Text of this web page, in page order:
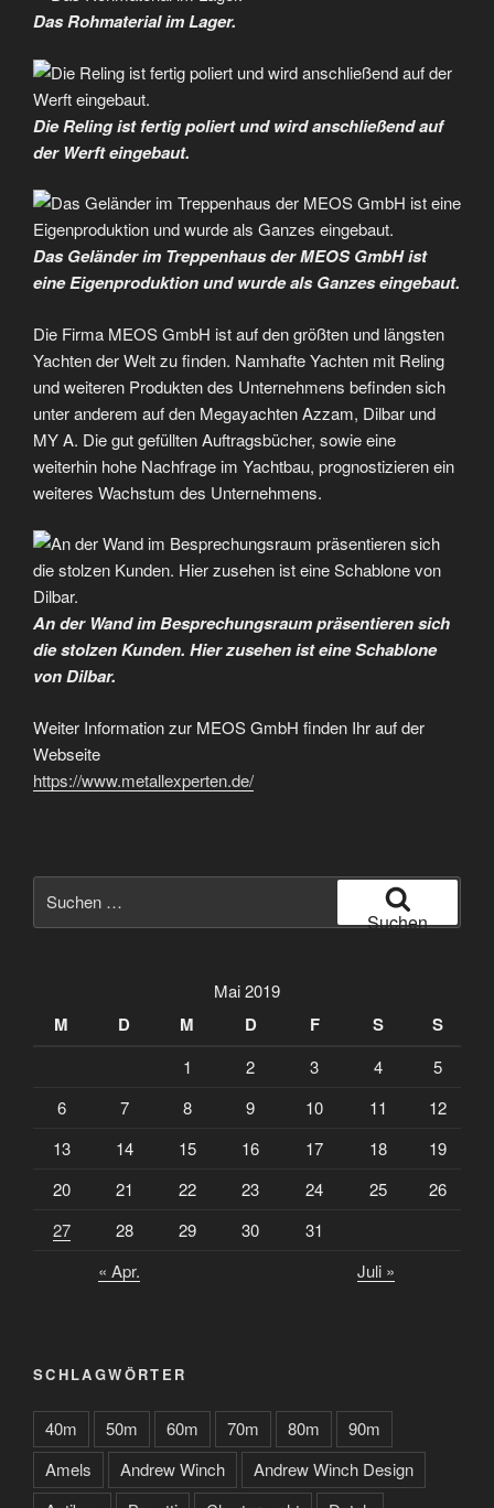
Das Rohmaterial im Lager.
Die Reling ist fertig poliert und wird anschließend auf
der Werft eingebaut.
Das Geländer im Treppenhaus der MEOS GmbH ist
eine Eigenproduktion und wurde als Ganzes eingebaut.
Die Firma MEOS GmbH ist auf den größten und längsten
Yachten der Welt zu finden. Namhafte Yachten mit Reling
und weiteren Produkten des Unternehmens befinden sich
unter anderem auf den Megayachten Azzam, Dilbar und
MY A. Die gut gefüllten Auftragsbücher, sowie eine
weiterhin hohe Nachfrage im Yachtbau, prognostizieren ein
weiteres Wachstum des Unternehmens.
An der Wand im Besprechungsraum präsentieren sich
die stolzen Kunden. Hier zusehen ist eine Schablone
von Dilbar.
Weiter Information zur MEOS GmbH finden Ihr auf der
Webseite
https://www.metallexperten.de/
nach:
Suchen
Mai 2019
M D M D F S S
1 2 3 4
5
6
7 8 9 10 11
12
13
14 15 16 17 18
19
20
21 22 23 24 25
26
27
28 29 30
31
« Apr.
Juli »
SCHLAGWÖRTER
40m 50m 60m 70m 80m
90m
Amels
Andrew Winch
Andrew Winch Design